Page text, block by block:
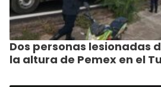
Dos personas lesionadas
la altura de Pemex en el